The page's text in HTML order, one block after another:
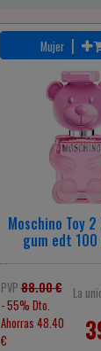
Mujer |
Moschino Toy
gum edt
PVP88.00 €
- 55% Dto.
Ahorras 48.40
€
La